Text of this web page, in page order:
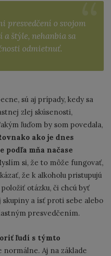
presvedčení o svojom
štýle, nehanbia sa
odmietnuť.
sú aj prípady, kedy sa
zlej skúsenosti,
ľuďom by som povedala,
ako je dnes
mňa načase
si, že to môže fungovať,
že k alkoholu pristupujú
otázku, či chcú byť
skupiny a ísť proti sebe alebo
presvedčením.
ľudí s týmto
normálne. Aj na základe